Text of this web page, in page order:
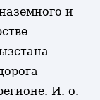
и
И. о.